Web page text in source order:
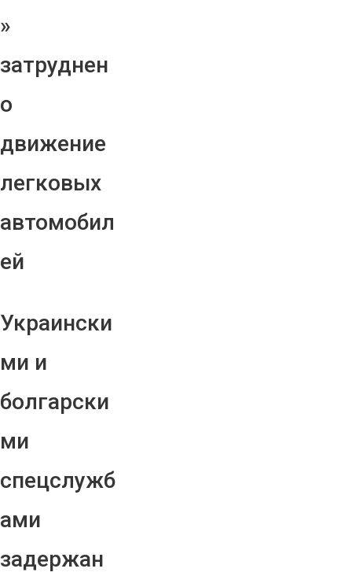
»
затруднен
о
движение
легковых
автомобил
ей
Украински
ми и
болгарски
ми
спецслужб
ами
задержан